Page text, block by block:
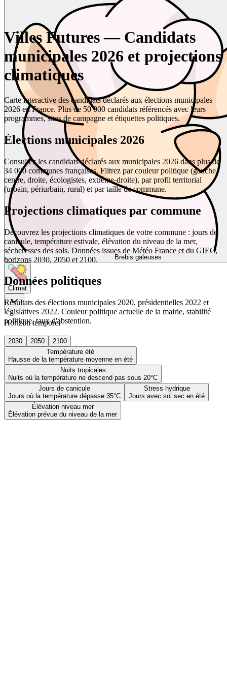
Brebis galeuses
Climat
Horizon temporel
2030 2050
2100
Température été
Hausse de la température moyenne en été
Nuits tropicales
Nuits où la température ne descend pas sous 20°C
Jours de canicule
Jours où la température dépasse 35°C
Stress hydrique
Jours avec sol sec en été
Élévation niveau mer
Élévation prévue du niveau de la mer
Villes Futures — Candidats
municipales 2026 et projections
climatiques
Carte interactive des candidats déclarés aux élections municipales
2026 en France. Plus de 50 000 candidats référencés avec leurs
programmes, sites de campagne et étiquettes politiques.
Élections municipales 2026
Consultez les candidats déclarés aux municipales 2026 dans plus de
34 000 communes françaises. Filtrez par couleur politique (gauche,
centre, droite, écologistes, extrême-droite), par profil territorial
(urbain, périurbain, rural) et par taille de commune.
Projections climatiques par commune
Découvrez les projections climatiques de votre commune : jours de
canicule, température estivale, élévation du niveau de la mer,
sécheresses des sols. Données issues de Météo France et du GIEC,
horizons 2030, 2050 et 2100.
Données politiques
Résultats des élections municipales 2020, présidentielles 2022 et
législatives 2022. Couleur politique actuelle de la mairie, stabilité
politique, taux d'abstention.